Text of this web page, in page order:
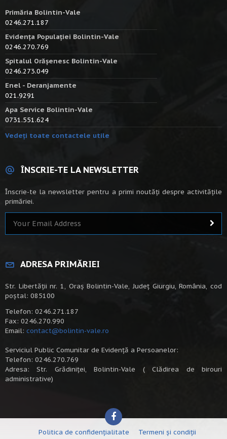
Primăria Bolintin-Vale
0246.271.187
Evidența Populației Bolintin-Vale
0246.270.769
Spitalul Orășenesc Bolintin-Vale
0246.273.049
Enel - Deranjamente
021.9291
Apa Service Bolintin-Vale
0731.551.624
Vedeți toate contactele utile
ÎNSCRIE-TE LA NEWSLETTER
Înscrie-te la newsletter pentru a primi noutăți despre activitățile
primăriei.
ADRESA PRIMĂRIEI
Str. Libertății nr. 1, Oraș Bolintin-Vale, Județ Giurgiu, România, cod
poștal: 085100
Telefon: 0246.271.187
Fax: 0246.270.990
Email: contact@bolintin-vale.ro
Serviciul Public Comunitar de Evidență a Persoanelor:
Telefon: 0246.270.769
Adresa: Str. Grădiniței, Bolintin-Vale ( Clădirea de birouri
administrative)
Politica de confidențialitate Termeni și condiții